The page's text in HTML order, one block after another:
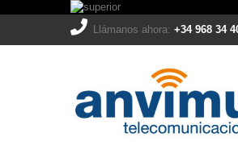
Llámanos ahora: +34 968 34